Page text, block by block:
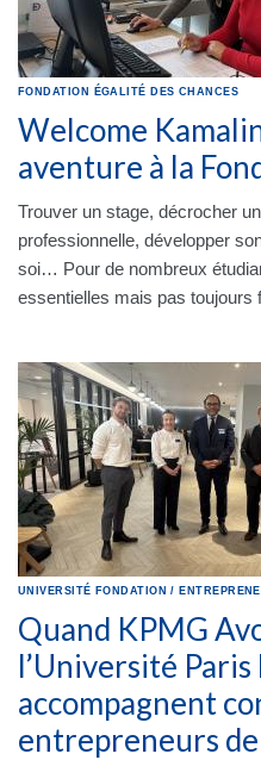
FONDATION ÉGALITÉ DES CHANCES
Welcome
aventure à la
Trouver un stage, décrocher
professionnelle, développer
soi… Pour de nombreux
essentielles mais pas toujours
UNIVERSITÉ FONDATION /
Quand KPMG
l’Université
accompagnent
entrepreneurs